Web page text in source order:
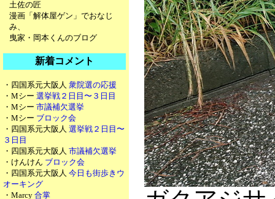
土佐の匠
漫画「解体屋ゲン」でおなじ
み、
曳家・岡本くんのブログ
新着コメント
・四国系元大阪人 衆院選の応援
・Mシー 選挙戦２日目〜３日目
・Mシー 市議補欠選挙
・Mシー ブロック会
・四国系元大阪人 選挙戦２日目〜
３日目
・四国系元大阪人 市議補欠選挙
・けんけん ブロック会
・四国系元大阪人 今日も街歩きウ
オーキング
・Marcy 合掌